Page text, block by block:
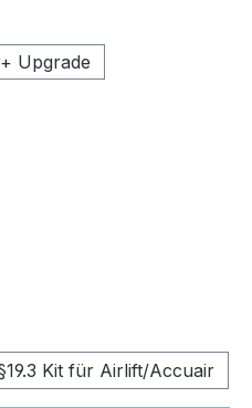
Upgrade
Kit für Airlift/Accuair